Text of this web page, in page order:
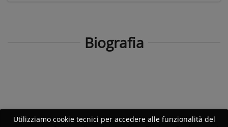
Biografia
Utilizziamo cookie tecnici per accedere alle funzionalità del